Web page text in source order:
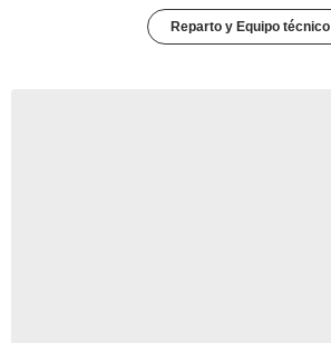
Reparto y Equipo técnico